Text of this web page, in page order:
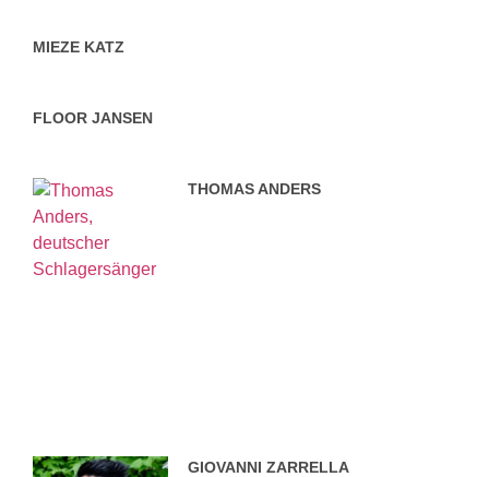
MIEZE KATZ
FLOOR JANSEN
THOMAS ANDERS
GIOVANNI ZARRELLA